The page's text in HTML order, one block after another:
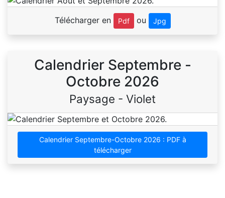
Télécharger en Pdf ou Jpg
Calendrier Septembre -
Octobre 2026
Paysage - Violet
Calendrier Septembre-Octobre 2026 : PDF à
télécharger